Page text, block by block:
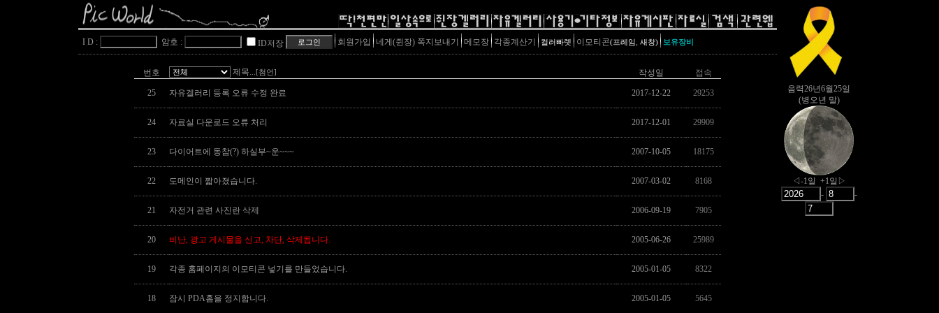
I D : 암호 : ID저장 회원가입 네게(쥔장) 쪽지보내기 메모장 각종계산기 컬러빠렛 이모티콘(프레임, 새창) 보유장비
번호 제목 ...[첨언] 작성일 접속
25 자유겔러리 등록 오류 수정 완료 2017-12-22 29253
24 자료실 다운로드 오류 처리 2017-12-01 29909
23 다이어트에 동참(?) 하실부~운~~~ 2007-10-05 18175
22 도메인이 짧아졌습니다. 2007-03-02 8168
21 자전거 관련 사진란 삭제 2006-09-19 7905
20 비난, 광고 게시물을 신고, 차단, 삭제됩니다. 2005-06-26 25989
19 각종 홈페이지의 이모티콘 넣기를 만들었습니다. 2005-01-05 8322
18 잠시 PDA홈을 정지합니다. 2005-01-05 5645